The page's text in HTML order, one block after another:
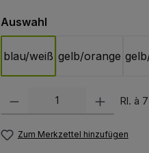
Auswahlauswählen
blau/weiß gelb/orange
Produkt Anzahl: Gib den
Rl. à
Zum Merkzettel hinzufügen